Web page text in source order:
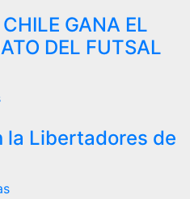
GANA EL
DEL FUTSAL
la Libertadores de